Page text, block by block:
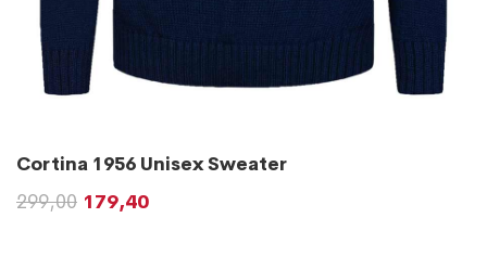
Cortina 1956 Unisex Sweater
299,00 179,40